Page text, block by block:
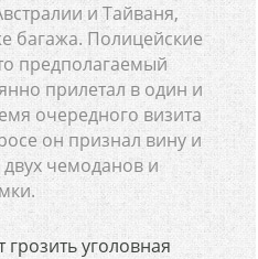
и Тайваня,
багажа. Полицейские
предполагаемый
прилетал в один и
очередного визита
он признал вину и
чемоданов и
уголовная